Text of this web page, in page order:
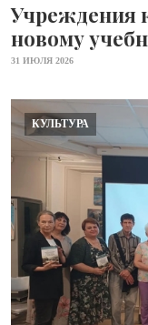
Учреждения
новому
31 ИЮЛЯ 2026
КУЛЬТУРА